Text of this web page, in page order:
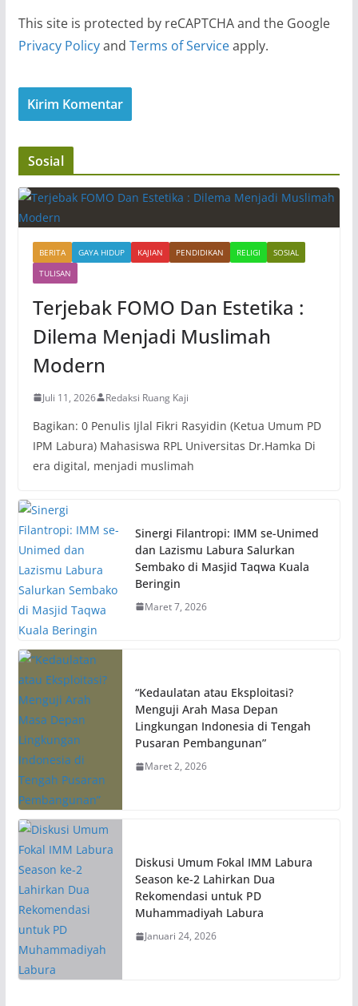
This site is protected by reCAPTCHA and the Google
Privacy Policyand Terms of Serviceapply.
Sosial
BERITA GAYA HIDUP KAJIAN PENDIDIKAN RELIGI
SOSIAL
TULISAN
Terjebak FOMO Dan Estetika :
Dilema Menjadi Muslimah
Modern
Juli 11, 2026 Redaksi Ruang Kaji
Bagikan: 0 Penulis Ijlal Fikri Rasyidin (Ketua Umum PD
IPM Labura) Mahasiswa RPL Universitas Dr.Hamka Di
era digital, menjadi muslimah
Sinergi Filantropi: IMM se-Unimed
dan Lazismu Labura Salurkan
Sembako di Masjid Taqwa Kuala
Beringin
Maret 7, 2026
“Kedaulatan atau Eksploitasi?
Menguji Arah Masa Depan
Lingkungan Indonesia di Tengah
Pusaran Pembangunan”
Maret 2, 2026
Diskusi Umum Fokal IMM Labura
Season ke-2 Lahirkan Dua
Rekomendasi untuk PD
Muhammadiyah Labura
Januari 24, 2026